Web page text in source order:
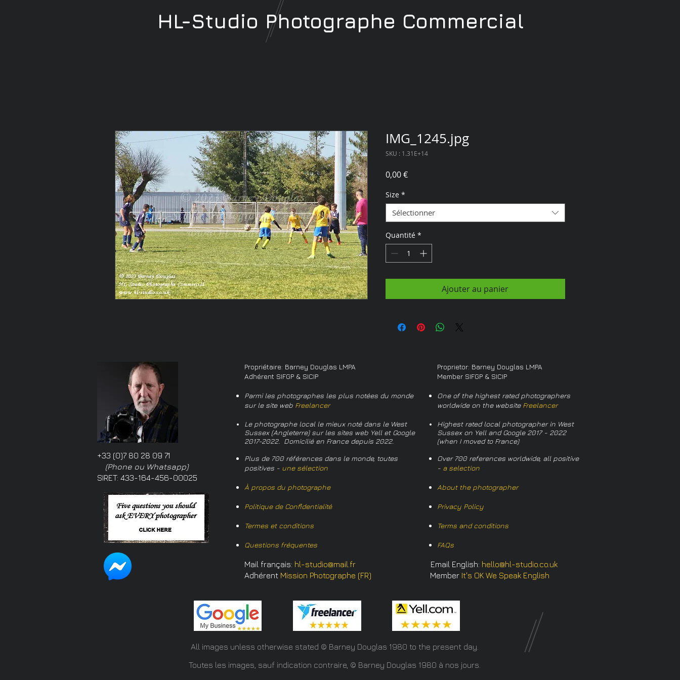
IMG_1245.jpg
SKU : 1.31E+14
0,00 €Prix
Size *
Sélectionner
Quantité *
Ajouter au panier
HL-Studio Photographe Commercial
+33 (0)7 80 28 09 71
(Phone ou Whatsapp)
SIRET: 433-164-456-00025
Propriétaire: Barney Douglas LMPA
Adhérent SIFGP & SICIP
Parmi les photographes les plus notées du monde
sur le site web Freelancer
Le photographe local le mieux noté dans le West
Sussex (Angleterre) sur les sites web Yell et Google
2017-2022. Domicilié en France depuis 2022.
Plus de 700 références dans le monde, toutes
positives - une sélection
À propos du photographe
Politique de Confidentialité
Termes et conditions
Questions fréquentes
Proprietor: Barney Douglas LMPA
Member SIFGP & SICIP
One of the highest rated photographers
worldwide on the website Freelancer
Highest rated local photographer in West
Sussex on Yell and Google 2017 - 2022
(when I moved to France)
Over 700 references worldwide, all positive
- a selection
About the photographer
Privacy Policy
Terms and conditions
FAQs
Mail français: hl-studio@mail.fr Email English: hello@hl-studio.co.uk
Adhérent Mission Photographe (FR) Member It's OK We Speak English
All images unless otherwise stated © Barney Douglas 1980 to the present day.
Toutes les images, sauf indication contraire, © Barney Douglas 1980 à nos jours.